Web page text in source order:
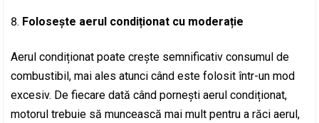
Folosește aerul condiționat cu moderație
Aerul condiționat poate crește semnificativ consumul de
combustibil, mai ales atunci când este folosit într-un mod
excesiv. De fiecare dată când pornești aerul condiționat,
motorul trebuie să muncească mai mult pentru a răci aerul,